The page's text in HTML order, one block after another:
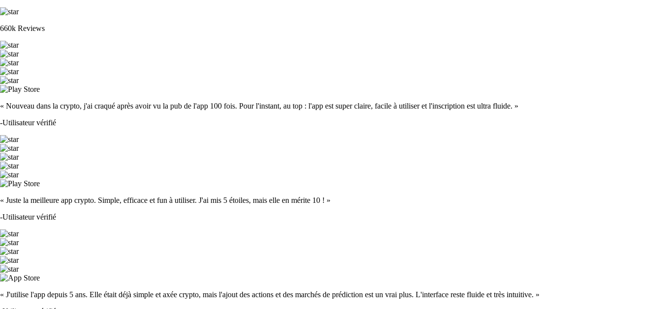
660k Reviews
« Nouveau dans la crypto, j'ai craqué après avoir vu la pub de l'app 100 fois. Pour l'instant, au top : l'app est super claire, facile à utiliser et l'inscription est ultra fluide. »
-Utilisateur vérifié
« Juste la meilleure app crypto. Simple, efficace et fun à utiliser. J'ai mis 5 étoiles, mais elle en mérite 10 ! »
-Utilisateur vérifié
« J'utilise l'app depuis 5 ans. Elle était déjà simple et axée crypto, mais l'ajout des actions et des marchés de prédiction est un vrai plus. L'interface reste fluide et très intuitive. »